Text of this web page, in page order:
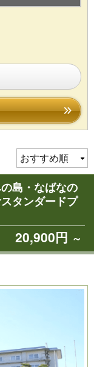
島・なばなの
タンダードプ
20,900円 ～